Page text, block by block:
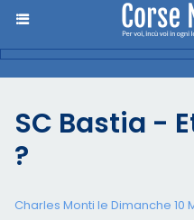
SC Bastia -
?
Charles Monti le Dimanche 10